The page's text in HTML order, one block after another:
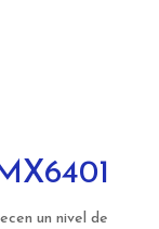
un nivel de